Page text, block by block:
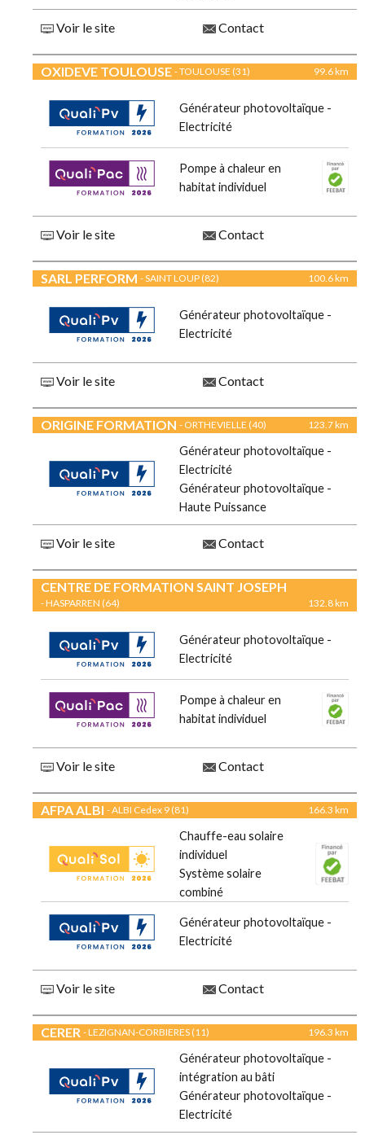
Voir le site Contact
OXIDEVE TOULOUSE - TOULOUSE (31) 99.6 km
Générateur photovoltaïque -
Electricité
Pompe à chaleur en
habitat individuel
Voir le site Contact
SARL PERFORM - SAINT LOUP (82) 100.6 km
Générateur photovoltaïque -
Electricité
Voir le site Contact
ORIGINE FORMATION - ORTHEVIELLE (40) 123.7 km
Générateur photovoltaïque -
Electricité
Générateur photovoltaïque -
Haute Puissance
Voir le site Contact
CENTRE DE FORMATION SAINT JOSEPH
- HASPARREN (64) 132.8 km
Générateur photovoltaïque -
Electricité
Pompe à chaleur en
habitat individuel
Voir le site Contact
AFPA ALBI - ALBI Cedex 9 (81) 166.3 km
Chauffe-eau solaire
individuel
Système solaire
combiné
Générateur photovoltaïque -
Electricité
Voir le site Contact
CERER - LEZIGNAN-CORBIERES (11) 196.3 km
Générateur photovoltaïque -
intégration au bâti
Générateur photovoltaïque -
Electricité